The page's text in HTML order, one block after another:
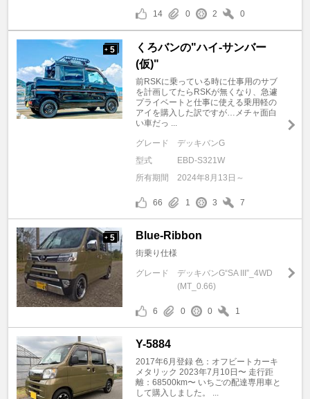
14 0 2 0
+ 5
くろバンの"ハイ-サンバー
(仮)"
前RSKに乗っている時に仕事用のサブ
を計画してたらRSKが無くなり、急遽
プライベートと仕事に使える乗用軽の
アイを購入した訳ですが…メチャ面白
い車だっ ...
グレード
デッキバンG
型式
EBD-S321W
所有期間
2024年8月13日～
66 1 3 7
+ 5 Blue-Ribbon
街乗り仕様
グレード
デッキバンG“SA III”_4WD
(MT_0.66)
6 0 0 1
Y-5884
2017年6月登録 色：オフビートカーキ
メタリック 2023年7月10日〜 走行距
離：68500km〜 いちごの配達専用車と
して購入しました。 ...